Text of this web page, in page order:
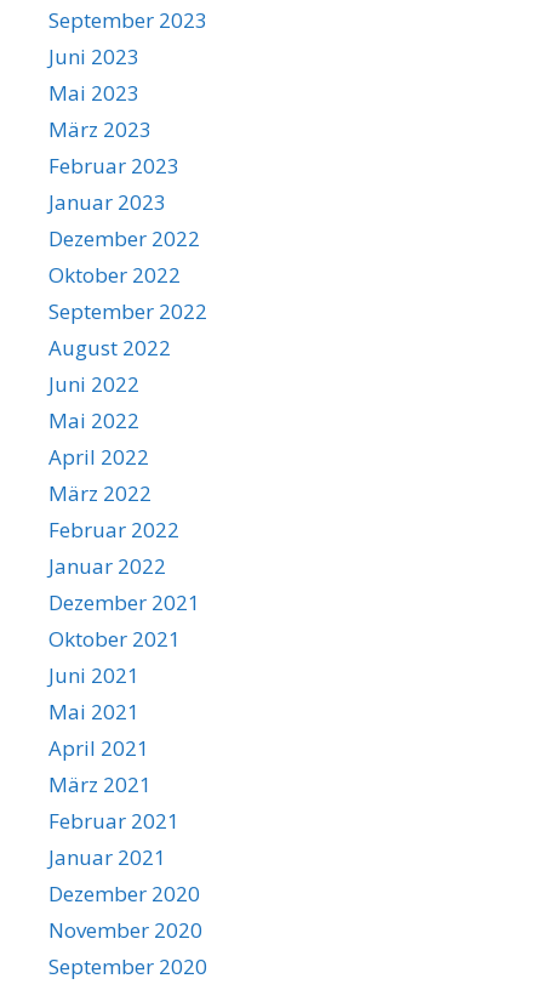
September 2023
Juni 2023
Mai 2023
März 2023
Februar 2023
Januar 2023
Dezember 2022
Oktober 2022
September 2022
August 2022
Juni 2022
Mai 2022
April 2022
März 2022
Februar 2022
Januar 2022
Dezember 2021
Oktober 2021
Juni 2021
Mai 2021
April 2021
März 2021
Februar 2021
Januar 2021
Dezember 2020
November 2020
September 2020